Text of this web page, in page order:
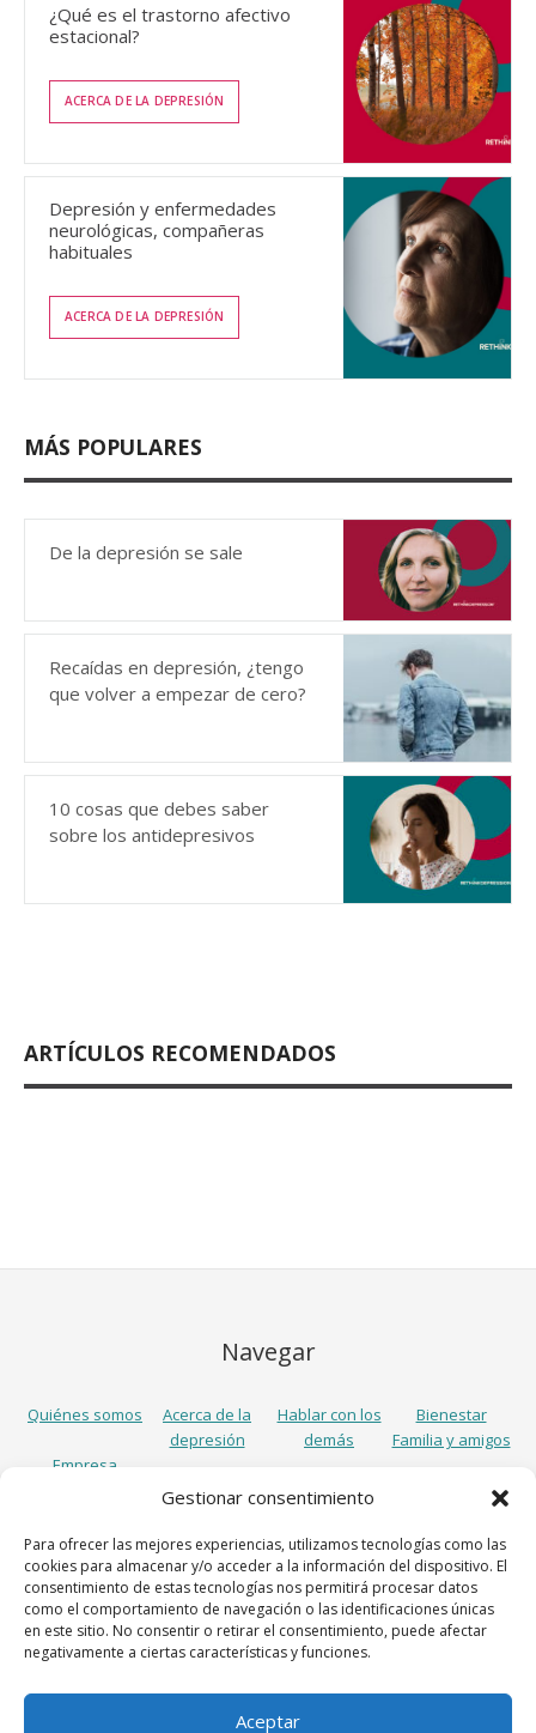
Gestionar consentimiento
Para ofrecer las mejores experiencias, utilizamos tecnologías como las
cookies para almacenar y/o acceder a la información del dispositivo. El
consentimiento de estas tecnologías nos permitirá procesar datos
como el comportamiento de navegación o las identificaciones únicas
en este sitio. No consentir o retirar el consentimiento, puede afectar
negativamente a ciertas características y funciones.
Aceptar
¿Qué es el trastorno afectivo
estacional?
ACERCA DE LA DEPRESIÓN
Depresión y enfermedades
neurológicas, compañeras
habituales
ACERCA DE LA DEPRESIÓN
MÁS POPULARES
De la depresión se sale
Recaídas en depresión, ¿tengo
que volver a empezar de cero?
10 cosas que debes saber
sobre los antidepresivos
ARTÍCULOS RECOMENDADOS
Navegar
Quiénes somos
Acerca de la
depresión
Hablar con los
demás
Bienestar
Familia y amigos
Empresa
Síguenos